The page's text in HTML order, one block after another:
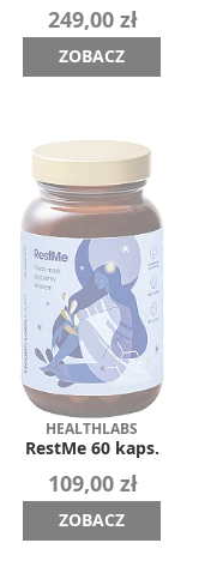
249,00 zł
ZOBACZ
HEALTHLABS
RestMe 60 kaps.
109,00 zł
ZOBACZ